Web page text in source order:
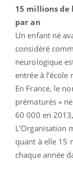
15 millions de
par an
Un enfant né
considéré
neurologique
entrée à l’école
En France, le
prématurés «
60 000 en
L’Organisation
quant à elle 15
chaque année